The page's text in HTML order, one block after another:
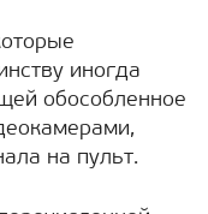
иногда
обособленное
на пульт.